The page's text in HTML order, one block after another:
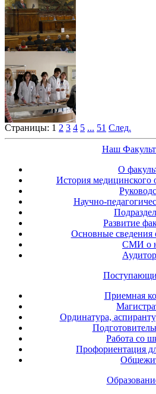
Страницы: 1 2 3 4 5 ... 51 След.
Наш
О
История медицинского
Научно-
Развитие
Основные сведения
СМИ о
Приемная
Ординатура,
Работа со
Профориентация